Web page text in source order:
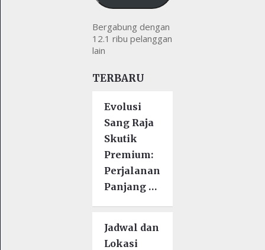
Bergabung dengan
12.1 ribu pelanggan
lain
TERBARU
Evolusi
Sang Raja
Skutik
Premium:
Perjalanan
Panjang …
Jadwal dan
Lokasi